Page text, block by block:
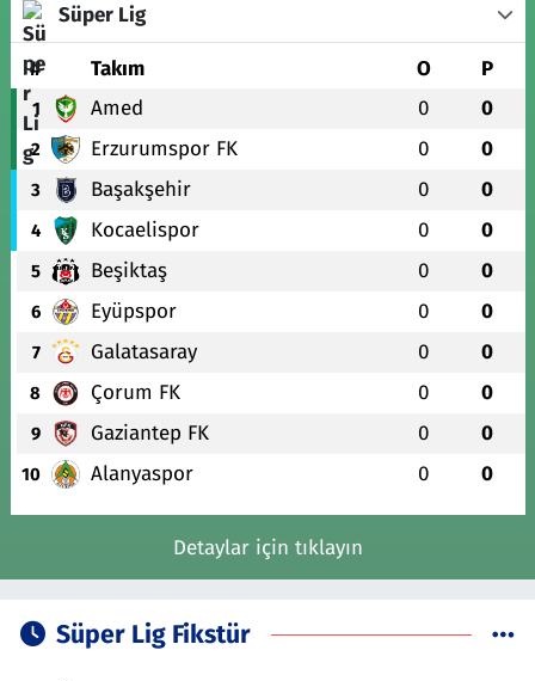
Süper Lig
# Takım O P
1 Amed 0 0
2 Erzurumspor FK 0 0
3 Başakşehir 0 0
4 Kocaelispor 0 0
5 Beşiktaş 0 0
6 Eyüpspor 0 0
7 Galatasaray 0 0
8 Çorum FK 0 0
9 Gaziantep FK 0 0
10 Alanyaspor 0 0
Detaylar için tıklayın
Süper Lig Fikstür